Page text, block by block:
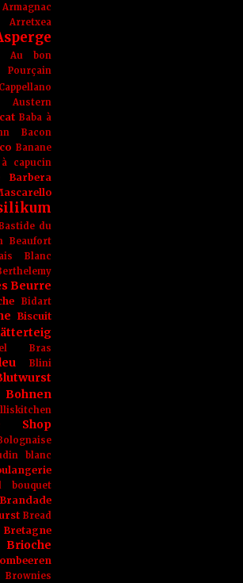
Armagnac
Arretxea
Au bon
Austern
Baba à
Bacon
Banane
capucin
Barbera
du
Beaufort
Blanc
Beurre
Bidart
Biscuit
Bras
Blini
Bohnen
Shop
blanc
bouquet
Brandade
Bread
Bretagne
Brioche
Brownies